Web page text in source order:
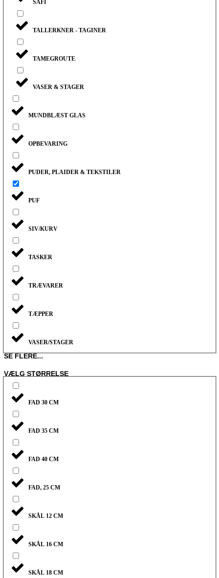
SAFI
TALLERKNER - TAGINER
TAMEGROUTE
VASER & STAGER
MUNDBLÆST GLAS
OPBEVARING
PUDER, PLAIDER & TEKSTILER
PUF
SIV/KURV
TASKER
TRÆVARER
TÆPPER
VASER/STAGER
SE FLERE...
VÆLG STØRRELSE
FAD 30 CM
FAD 35 CM
FAD 40 CM
FAD, 25 CM
SKÅL 12 CM
SKÅL 16 CM
SKÅL 18 CM